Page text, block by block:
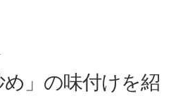
」の味付けを紹